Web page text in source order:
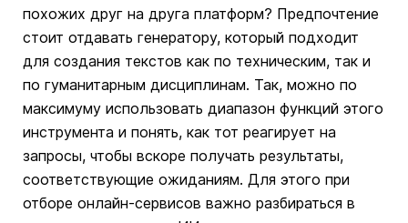
похожих друг на друга платформ? Предпочтение
стоит отдавать генератору, который подходит
для создания текстов как по техническим, так и
по гуманитарным дисциплинам. Так, можно по
максимуму использовать диапазон функций этого
инструмента и понять, как тот реагирует на
запросы, чтобы вскоре получать результаты,
соответствующие ожиданиям. Для этого при
отборе онлайн-сервисов важно разбираться в